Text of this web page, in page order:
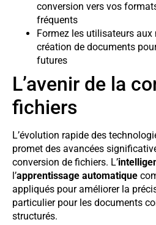
conversion vers vos
fréquents
Formez les utilisateurs
création de documents
futures
L’avenir de la
fichiers
L’évolution rapide des
promet des avancées
conversion de fichiers. L’
l’apprentissage automatique
appliqués pour améliorer la
particulier pour les documents
structurés.